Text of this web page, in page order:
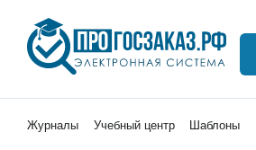
Журналы Учебный центр Шаблоны